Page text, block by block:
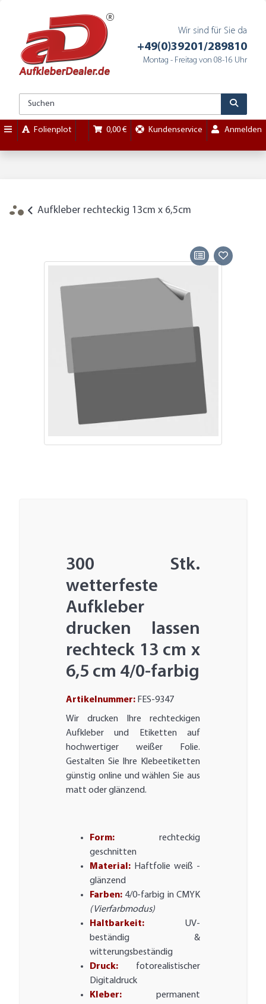
Wir sind für Sie da
+49(0)39201/289810
Montag - Freitag von 08-16 Uhr
Folienplot 0,00 € Kundenservice Anmelden
Aufkleber rechteckig 13cm x 6,5cm
300 Stk.
wetterfeste
Aufkleber
drucken lassen
rechteck 13 cm x
6,5 cm 4/0-farbig
Artikelnummer: FES-9347
Wir drucken Ihre rechteckigen
Aufkleber und Etiketten auf
hochwertiger weißer Folie.
Gestalten Sie Ihre Klebeetiketten
günstig online und wählen Sie aus
matt oder glänzend.
Form:rechteckig
geschnitten
Material:Haftfolie weiß -
glänzend
Farben:4/0-farbig in CMYK
(Vierfarbmodus)
Haltbarkeit:UV-
beständig &
witterungsbeständig
Druck:fotorealistischer
Digitaldruck
Kleber:permanent